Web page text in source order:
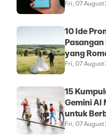
Membeli
Fri, 07 August
10 Ide
yang
Fri, 07 August
15
Gemini AI
untuk
Fri, 07 August